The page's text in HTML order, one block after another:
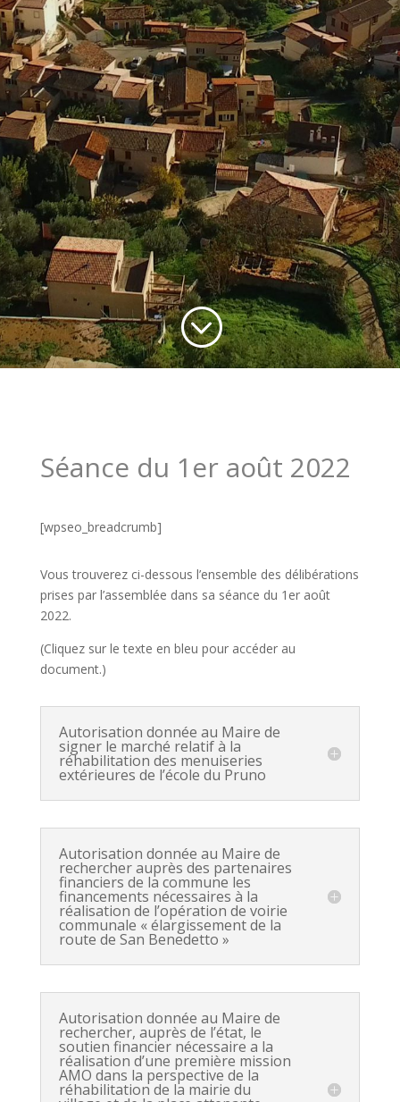
;
Séance du 1er août 2022
[wpseo_breadcrumb]
Vous trouverez ci-dessous l’ensemble des délibérations
prises par l’assemblée dans sa séance du 1er août
2022.
(Cliquez sur le texte en bleu pour accéder au
document.)
Autorisation donnée au Maire de
signer le marché relatif à la
réhabilitation des menuiseries
extérieures de l’école du Pruno
Autorisation donnée au Maire de
rechercher auprès des partenaires
financiers de la commune les
financements nécessaires à la
réalisation de l’opération de voirie
communale « élargissement de la
route de San Benedetto »
Autorisation donnée au Maire de
rechercher, auprès de l’état, le
soutien financier nécessaire a la
réalisation d’une première mission
AMO dans la perspective de la
réhabilitation de la mairie du